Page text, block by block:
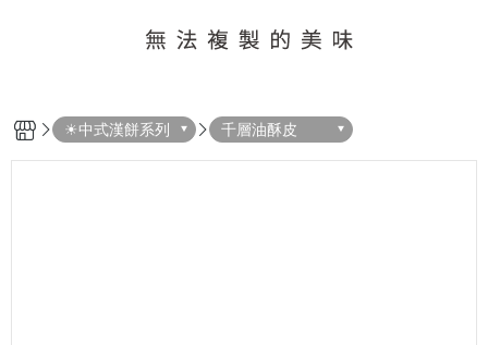
☀中式漢餅系列 千層油酥皮